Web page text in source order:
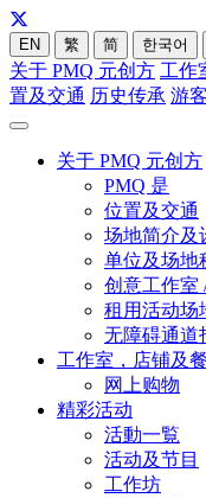
EN 繁 简 한국어
关于 PMQ 元创方 工作
置及交通 历史传承 游
关于 PMQ 元创方
PMQ 是
位置及交通
场地简介及
单位及场地
创意工作室
租用活动场
无障碍通道
工作室，店铺及
网上购物
精彩活动
活動一覧
活动及节目
工作坊